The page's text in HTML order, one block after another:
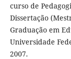
curso de
Dissertação
Graduação em
Universidade
2007.